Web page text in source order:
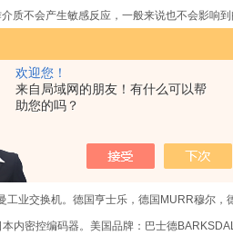
欢迎您！
来自局域网的朋友！有什么可以帮
助您的吗？
质不会产生敏感反应，一般来说也不会影响
蒂克，美国PARKER派克气动液压，美国
丹尼逊液压元件，美国克里帕。德国品牌：
牌：意大利ATOS阿托斯
器，德国IFM易福门传感器，德国海德汉
业交换机。德国亨士乐，德国MURR穆尔
内密控编码器。美国品牌：巴士德